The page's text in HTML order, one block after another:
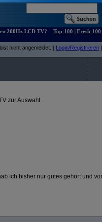
200Hz LCD TV?
Top-100 | Fresh-100
nicht angemeldet. [ Login/Registrieren ]
zur Auswahl:
ich bisher nur gutes gehört und